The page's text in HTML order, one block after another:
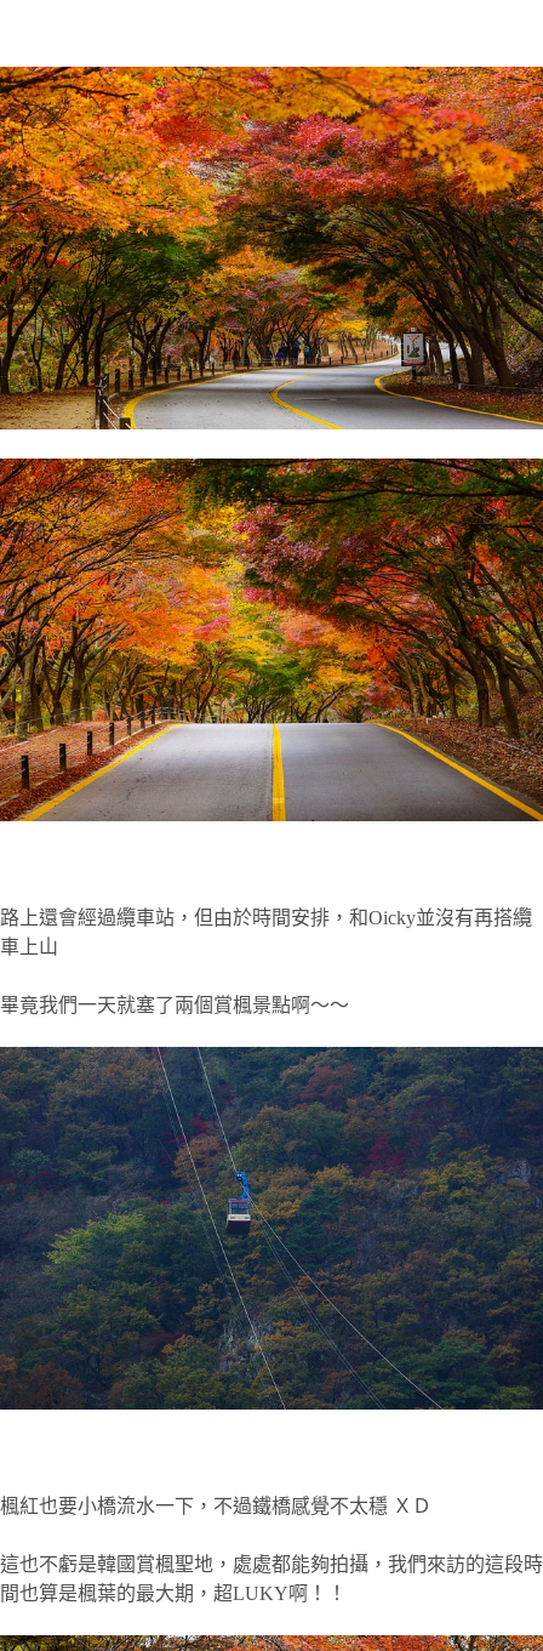
路上還會經過纜車站，但由於時間安排，和Oicky並沒有再搭纜
車上山
畢竟我們一天就塞了兩個賞楓景點啊～～
楓紅也要小橋流水一下，不過鐵橋感覺不太穩 ＸＤ
這也不虧是韓國賞楓聖地，處處都能夠拍攝，我們來訪的這段時
間也算是楓葉的最大期，超LUKY啊！！